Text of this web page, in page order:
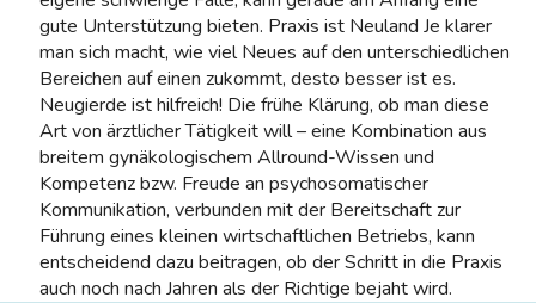
gute Unterstützung bieten. Praxis ist Neuland Je klarer
man sich macht, wie viel Neues auf den unterschiedlichen
Bereichen auf einen zukommt, desto besser ist es.
Neugierde ist hilfreich! Die frühe Klärung, ob man diese
Art von ärztlicher Tätigkeit will – eine Kombination aus
breitem gynäkologischem Allround-Wissen und
Kompetenz bzw. Freude an psychosomatischer
Kommunikation, verbunden mit der Bereitschaft zur
Führung eines kleinen wirtschaftlichen Betriebs, kann
entscheidend dazu beitragen, ob der Schritt in die Praxis
auch noch nach Jahren als der Richtige bejaht wird.